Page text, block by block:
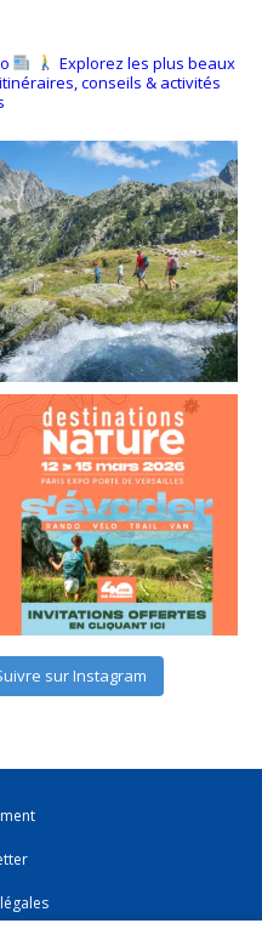
Explorez les plus beaux
conseils & activités
sur Instagram